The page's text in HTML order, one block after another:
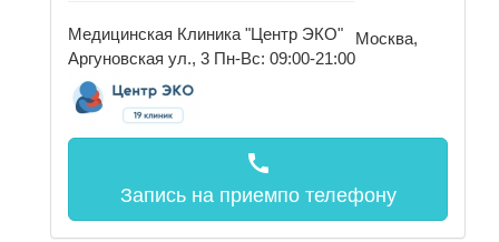
Медицинская Клиника "Центр ЭКО"
Москва,
Аргуновская ул., 3 Пн-Вс: 09:00-21:00
call
Запись на приемпо телефону